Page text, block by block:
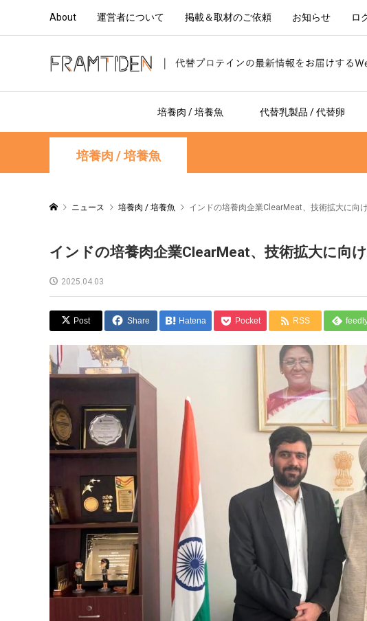
About 運営者について 掲載＆取材のご依頼 お知らせ ロ
培養肉 / 培養魚 代替乳製品 / 代替卵
培養肉 / 培養魚
ニュース 培養肉 / 培養魚 インドの培養肉企業ClearMeat、技術拡大に向
インドの培養肉企業ClearMeat、技術拡大に向
2025.04.03
Post Share Hatena Pocket RSS